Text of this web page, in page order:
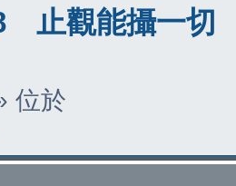
止觀能攝一切
位於